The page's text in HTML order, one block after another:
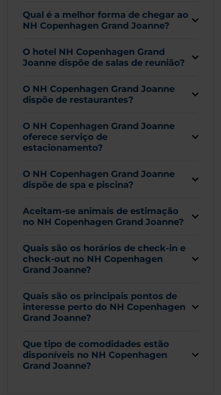
Qual é a melhor forma de chegar ao
NH Copenhagen Grand Joanne?
O hotel NH Copenhagen Grand
Joanne dispõe de salas de reunião?
O NH Copenhagen Grand Joanne
dispõe de restaurantes?
O NH Copenhagen Grand Joanne
oferece serviço de
estacionamento?
O NH Copenhagen Grand Joanne
dispõe de spa e piscina?
Aceitam-se animais de estimação
no NH Copenhagen Grand Joanne?
Quais são os horários de check-in e
check-out no NH Copenhagen
Grand Joanne?
Quais são os principais pontos de
interesse perto do NH Copenhagen
Grand Joanne?
Que tipo de comodidades estão
disponíveis no NH Copenhagen
Grand Joanne?